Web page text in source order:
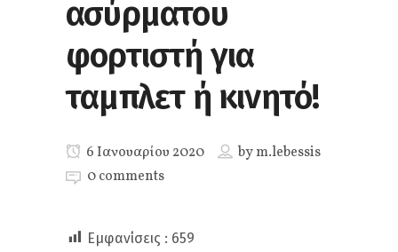
ασύρματου
φορτιστή για
ταμπλετ ή κινητό!
6 Ιανουαρίου 2020 bym.lebessis
0 comments
Εμφανίσεις : 659